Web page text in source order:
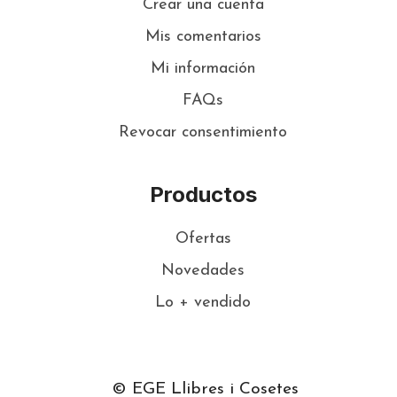
Crear una cuenta
Mis comentarios
Mi información
FAQs
Revocar consentimiento
Productos
Ofertas
Novedades
Lo + vendido
© EGE Llibres i Cosetes